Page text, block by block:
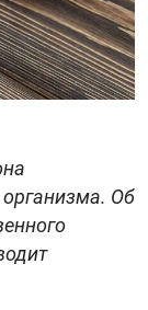
организма. Об